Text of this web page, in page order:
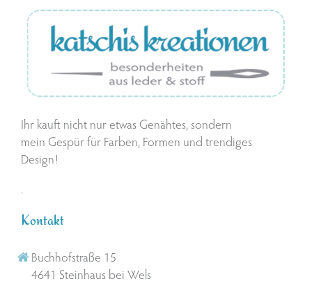
Ihr kauft nicht nur etwas Genähtes, sondern
mein Gespür für Farben, Formen und trendiges
Design!
.
Kontakt
Buchhofstraße 15
4641 Steinhaus bei Wels